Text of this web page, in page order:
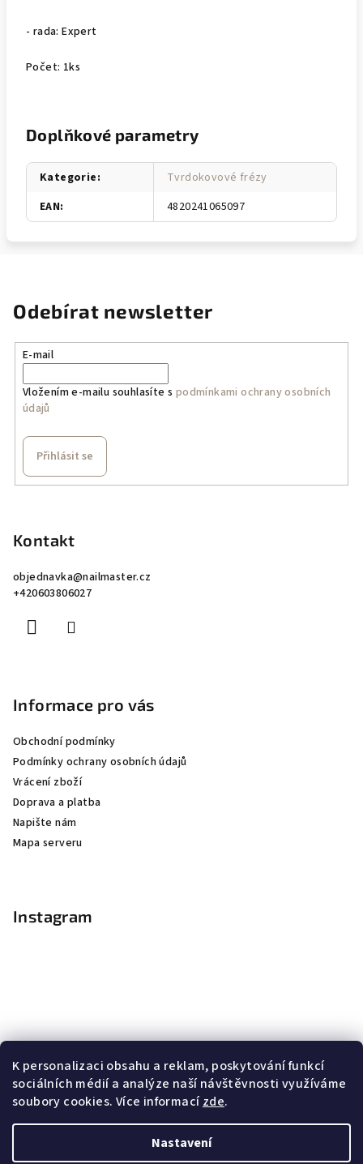
K personalizaci obsahu a reklam, poskytování funkcí
sociálních médií a analýze naší návštěvnosti využíváme
soubory cookies. Více informacízde.
Nastavení
- rada: Expert
Počet: 1ks
Doplňkové parametry
Kategorie:
Tvrdokovové frézy
EAN: 4820241065097
Odebírat newsletter
E-mail
Vložením e-mailu souhlasíte s podmínkami ochrany osobních
údajů
Přihlásit se
Kontakt
objednavka@nailmaster.cz
+420603806027
Informace pro vás
Obchodní podmínky
Podmínky ochrany osobních údajů
Vrácení zboží
Doprava a platba
Napište nám
Mapa serveru
Instagram
Sledovat na Instagramu